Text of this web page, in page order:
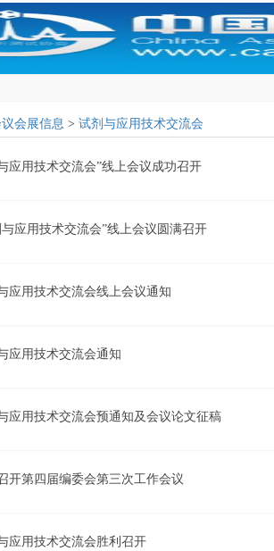
会展信息 > 试剂与应用技术交流会
应用技术交流会”线上会议成功召开
应用技术交流会”线上会议圆满召开
应用技术交流会线上会议通知
应用技术交流会通知
应用技术交流会预通知及会议论文征稿
开第四届编委会第三次工作会议
应用技术交流会胜利召开